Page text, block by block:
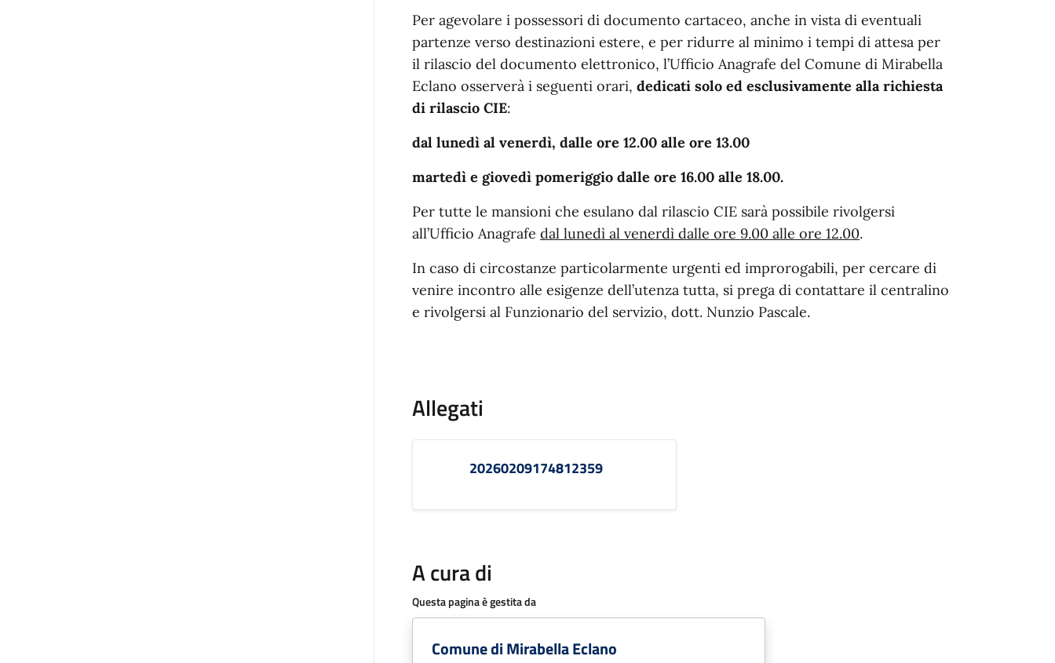
Per agevolare i possessori di documento cartaceo, anche in vista di eventuali
partenze verso destinazioni estere, e per ridurre al minimo i tempi di attesa per
il rilascio del documento elettronico, l’Ufficio Anagrafe del Comune di Mirabella
Eclano osserverà i seguenti orari, dedicati solo ed esclusivamente alla richiesta
di rilascio CIE:
dal lunedì al venerdì, dalle ore 12.00 alle ore 13.00
martedì e giovedì pomeriggio dalle ore 16.00 alle 18.00.
Per tutte le mansioni che esulano dal rilascio CIE sarà possibile rivolgersi
all’Ufficio Anagrafe dal lunedì al venerdì dalle ore 9.00 alle ore 12.00.
In caso di circostanze particolarmente urgenti ed improrogabili, per cercare di
venire incontro alle esigenze dell’utenza tutta, si prega di contattare il centralino
e rivolgersi al Funzionario del servizio, dott. Nunzio Pascale.
Allegati
20260209174812359
A cura di
Questa pagina è gestita da
Comune di Mirabella Eclano